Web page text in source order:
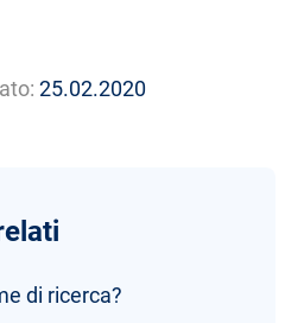
25.02.2020
di ricerca?